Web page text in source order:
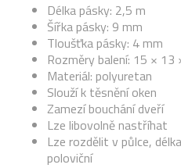
Délka pásky: 2,5 m
Šířka pásky: 9 mm
Tloušťka pásky: 4 mm
Rozměry balení: 15 × 13
Materiál: polyuretan
Slouží k těsnění oken
Zamezí bouchání dveří
Lze libovolně nastříhat
Lze rozdělit v půlce,
poloviční